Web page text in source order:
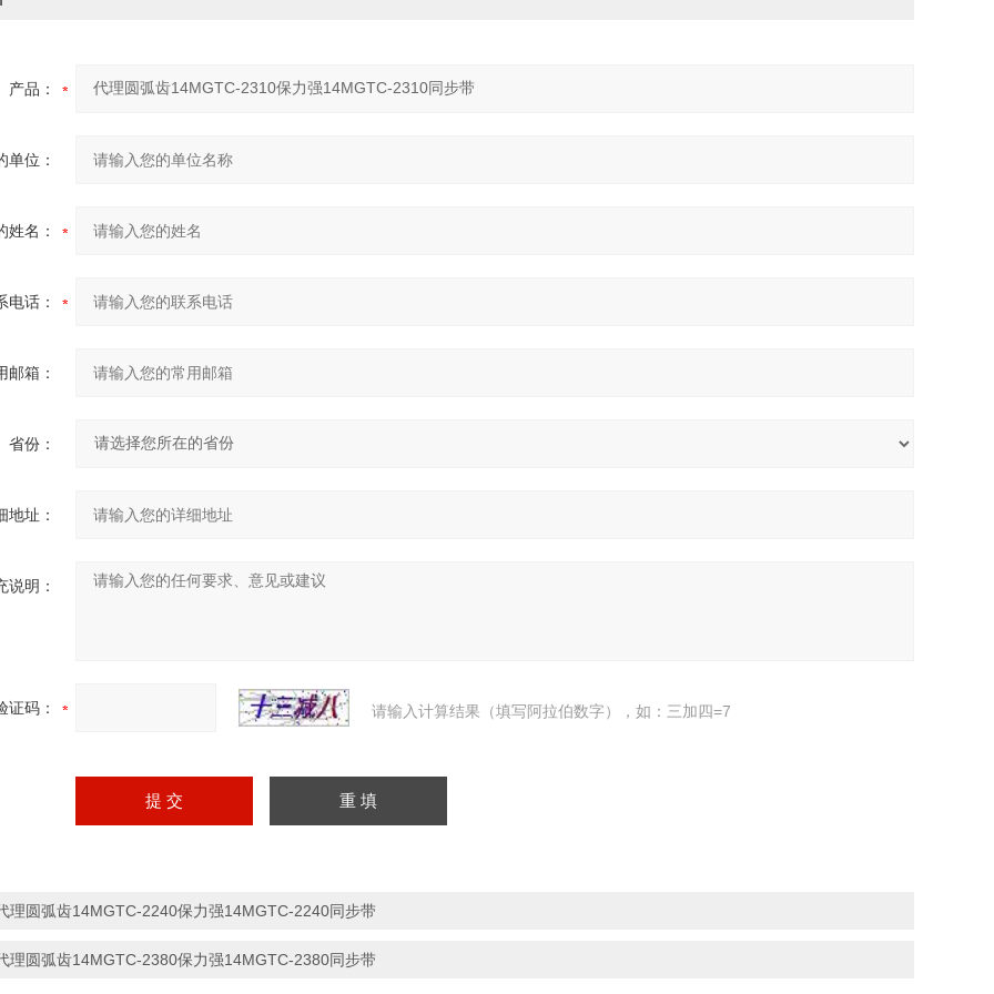
产品：
单位：
姓名：
电话：
邮箱：
省份：
地址：
说明：
证码： 请输入计算结果（填写阿拉伯数字），如：三加四=7
理圆弧齿14MGTC-2240保力强14MGTC-2240同步带
理圆弧齿14MGTC-2380保力强14MGTC-2380同步带